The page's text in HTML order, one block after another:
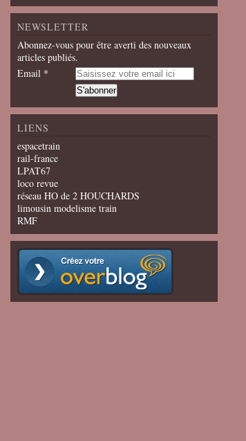
NEWSLETTER
Abonnez-vous pour être averti des nouveaux
articles publiés.
Email
LIENS
espacetrain
rail-france
LPAT67
loco revue
réseau HO de 2 HOUCHARDS
limousin modelisme train
RMF